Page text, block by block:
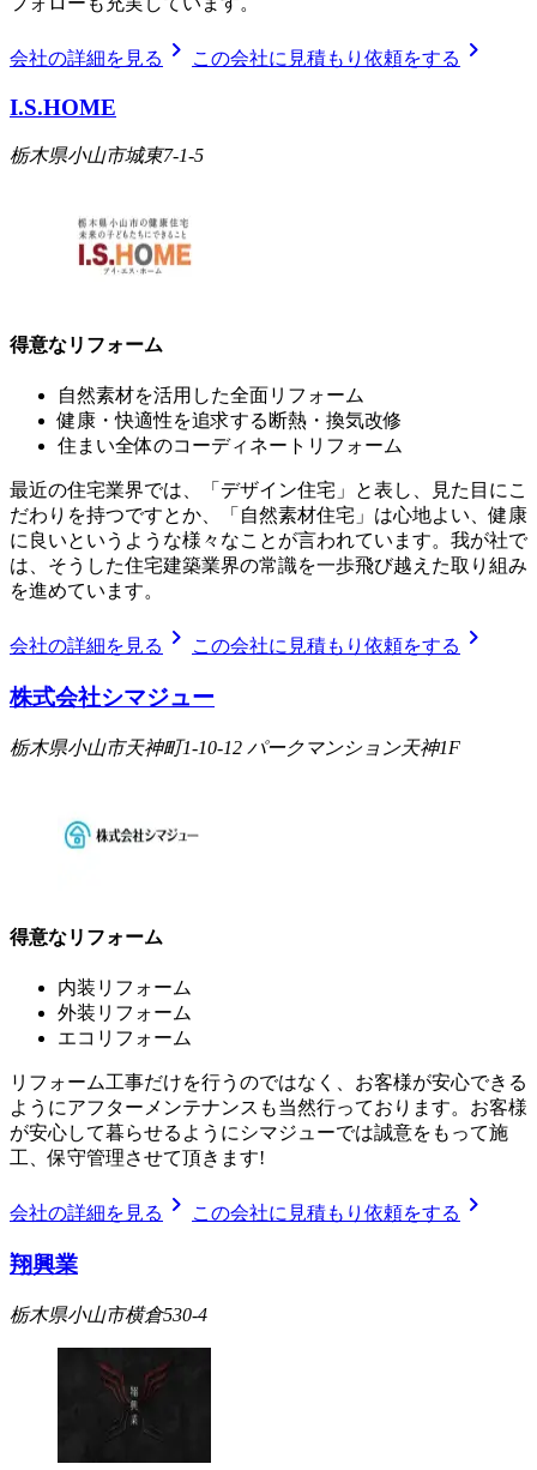
会社の詳細を見る chevron_right この会社に見積もり依頼をする chevron_right
I.S.HOME
栃木県小山市城東7-1-5
得意なリフォーム
自然素材を活用した全面リフォーム
健康・快適性を追求する断熱・換気改修
住まい全体のコーディネートリフォーム
最近の住宅業界では、「デザイン住宅」と表し、見た目にこ
だわりを持つですとか、「自然素材住宅」は心地よい、健康
に良いというような様々なことが言われています。我が社で
は、そうした住宅建築業界の常識を一歩飛び越えた取り組み
を進めています。
会社の詳細を見る chevron_right この会社に見積もり依頼をする chevron_right
株式会社シマジュー
栃木県小山市天神町1-10-12 パークマンション天神1F
得意なリフォーム
内装リフォーム
外装リフォーム
エコリフォーム
リフォーム工事だけを行うのではなく、お客様が安心できる
ようにアフターメンテナンスも当然行っております。お客様
が安心して暮らせるようにシマジューでは誠意をもって施
工、保守管理させて頂きます!
会社の詳細を見る chevron_right この会社に見積もり依頼をする chevron_right
翔興業
栃木県小山市横倉530-4